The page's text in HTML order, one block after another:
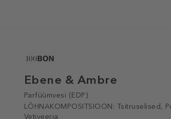
Ebene & Ambre
Parfüümvesi (EDP)
LÕHNAKOMPOSITSIOON: Tsitruselised,
Vetiveeria